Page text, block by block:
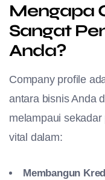
Mengapa
Sangat
Anda?
Company profile
antara bisnis Anda
melampaui
vital dalam:
Membangun